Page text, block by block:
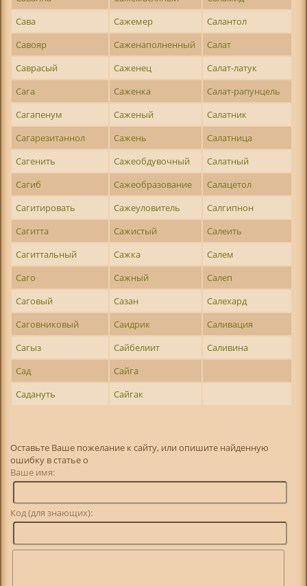
Сава
Сажемер
Салантол
Савояр
Саженаполненный
Салат
Саврасый
Саженец
Салат-латук
Сага
Саженка
Салат-рапунцель
Сагапенум
Саженый
Салатник
Сагарезитаннол
Сажень
Салатница
Сагенить
Сажеобдувочный
Салатный
Сагиб
Сажеобразование
Салацетол
Сагитировать
Сажеуловитель
Салгипнон
Сагитта
Сажистый
Салеить
Сагиттальный
Сажка
Салем
Саго
Сажный
Салеп
Саговый
Сазан
Салехард
Саговниковый
Саидрик
Саливация
Сагыз
Сайбелиит
Саливина
Сад
Сайга
Садануть
Сайгак
Оставьте Ваше пожелание к сайту, или опишите найденную
ошибку в статье о
Ваше имя:
Код (для знающих):